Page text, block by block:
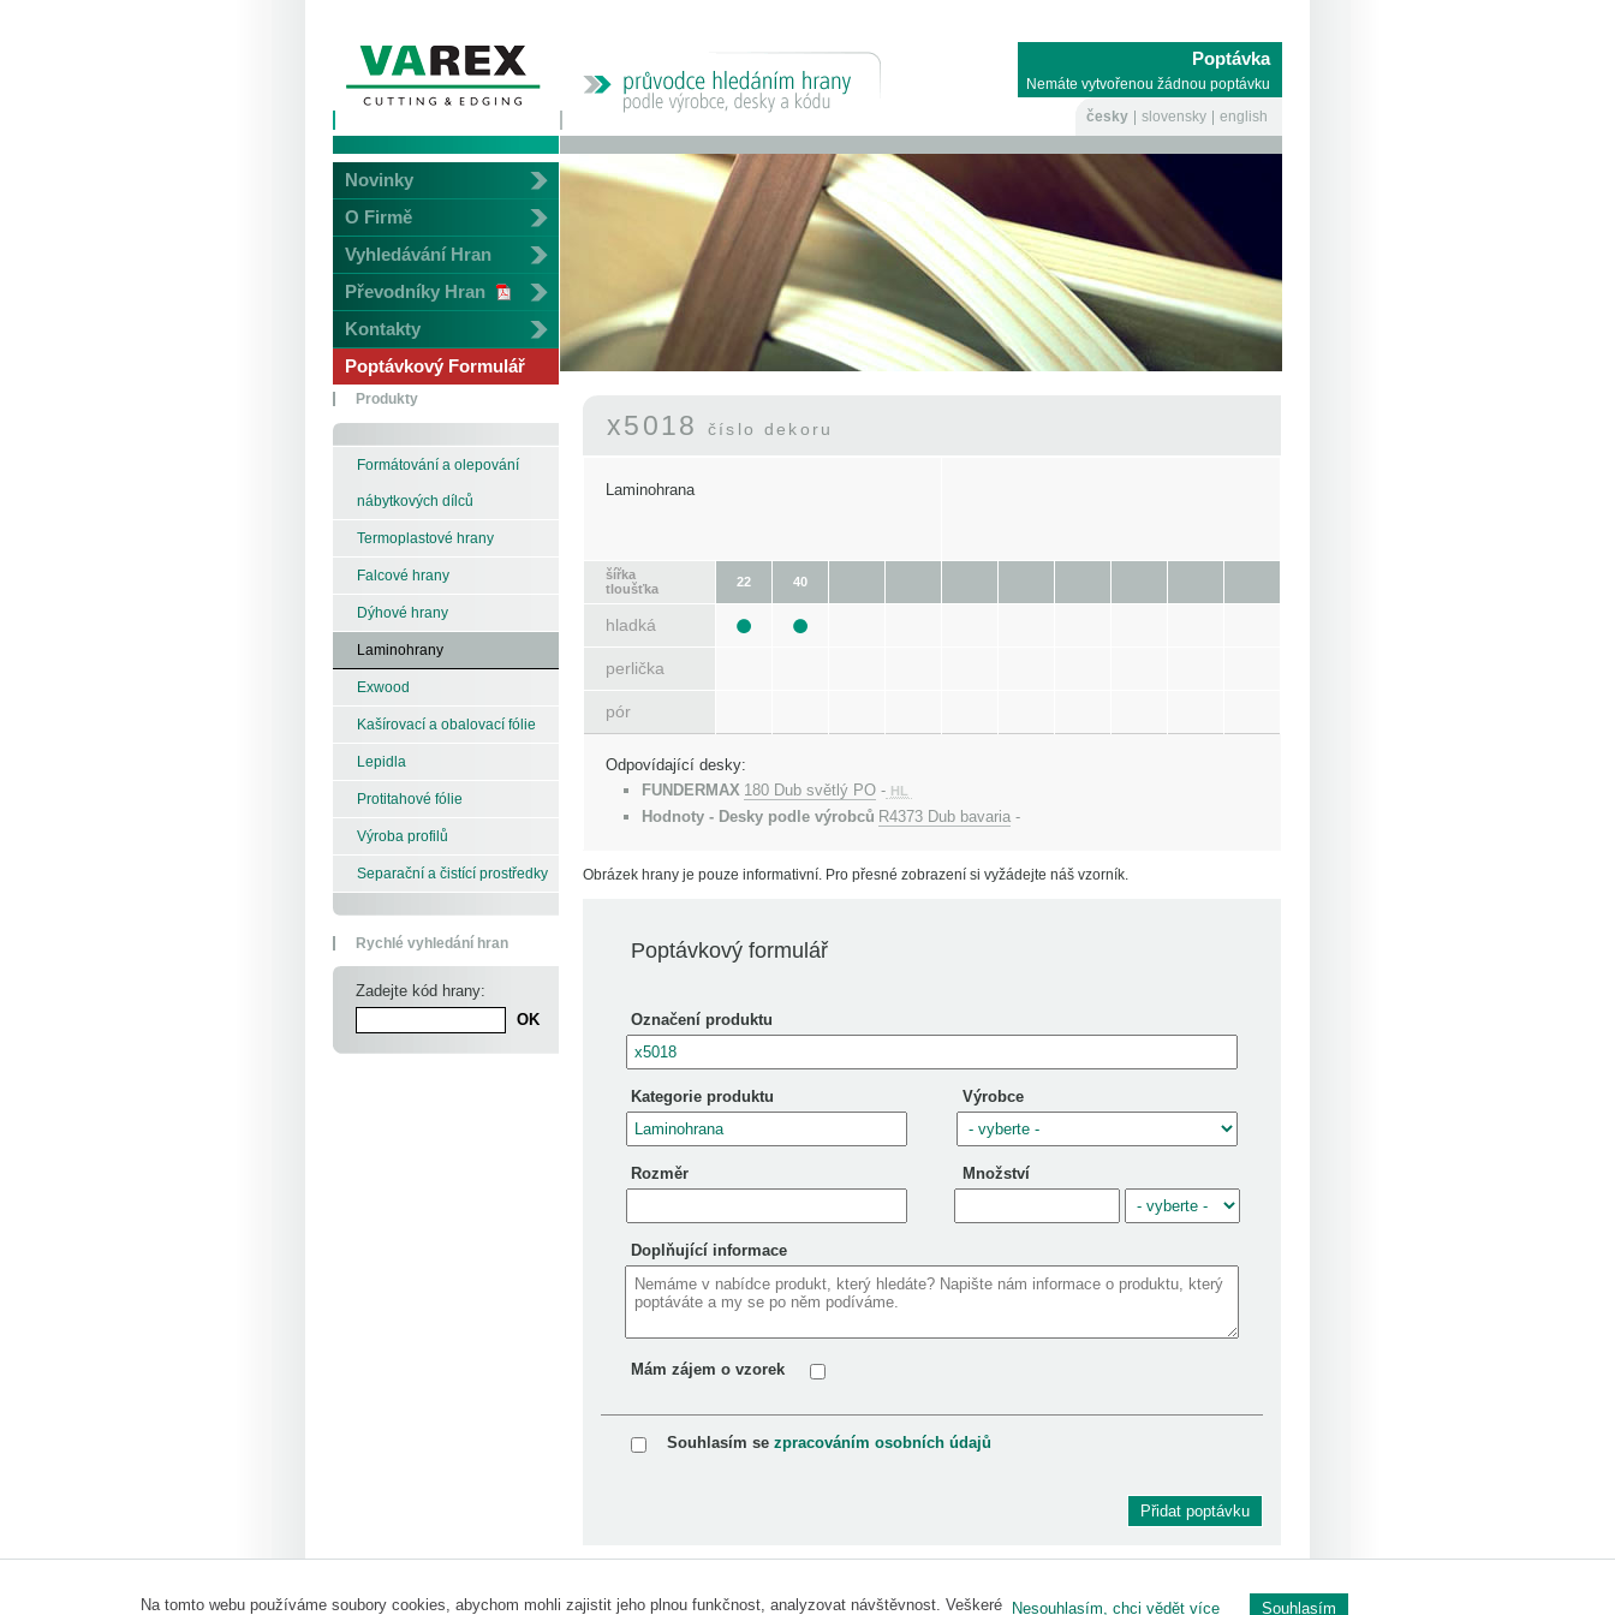
Novinky
O Firmě
Vyhledávání Hran
Převodníky Hran
Kontakty
Poptávkový Formulář
Poptávka
Nemáte vytvořenou žádnou poptávku
česky
slovensky english
Produkty
Formátování a olepování
nábytkových dílců
Termoplastové hrany
Falcové hrany
Dýhové hrany
Laminohrany
Exwood
Kašírovací a obalovací fólie
Lepidla
Protitahové fólie
Výroba profilů
Separační a čistící prostředky
Rychlé vyhledání hran
Zadejte kód hrany:
x5018 číslo dekoru
Laminohrana
šířka
tloušťka
22 40
hladká
perlička
pór
Odpovídající desky:
FUNDERMAX 180 Dub světlý PO - HL
Hodnoty - Desky podle výrobců R4373 Dub bavaria -
Obrázek hrany je pouze informativní. Pro přesné zobrazení si vyžádejte náš vzorník.
Poptávkový formulář
Označení produktu
Kategorie produktu Výrobce
Rozměr Množství
Doplňující informace
Mám zájem o vzorek
Souhlasím se zpracováním osobních údajů
Přidat poptávku
Na tomto webu používáme soubory cookies, abychom mohli zajistit jeho plnou funkčnost, analyzovat návštěvnost. Veškeré Nesouhlasím, chci vědět více Souhlasím